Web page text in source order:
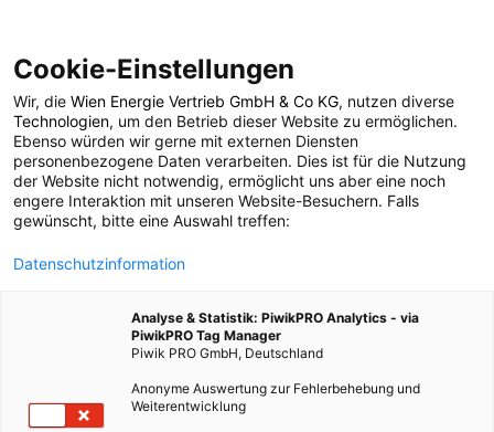
POSTS BY TAG
agile Architektur
1 BEITRAG
Cookie-Einstellungen
Wir, die Wien Energie Vertrieb GmbH & Co KG, nutzen diverse
Technologien, um den Betrieb dieser Website zu ermöglichen.
Ebenso würden wir gerne mit externen Diensten
personenbezogene Daten verarbeiten. Dies ist für die Nutzung
der Website nicht notwendig, ermöglicht uns aber eine noch
engere Interaktion mit unseren Website-Besuchern. Falls
gewünscht, bitte eine Auswahl treffen:
Datenschutzinformation
Analyse & Statistik: PiwikPRO Analytics - via
PiwikPRO Tag Manager
Piwik PRO GmbH, Deutschland
Anonyme Auswertung zur Fehlerbehebung und
Weiterentwicklung